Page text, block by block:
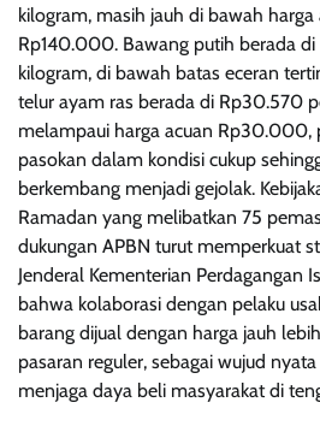
kilogram, masih jauh di bawah
Rp140.000. Bawang putih berada
kilogram, di bawah batas eceran
telur ayam ras berada di Rp30.570
melampaui harga acuan Rp30.000,
pasokan dalam kondisi cukup
berkembang menjadi gejolak.
Ramadan yang melibatkan 75
dukungan APBN turut memperkuat
Jenderal Kementerian Perdagangan
bahwa kolaborasi dengan pelaku
barang dijual dengan harga jauh
pasaran reguler, sebagai wujud
menjaga daya beli masyarakat di